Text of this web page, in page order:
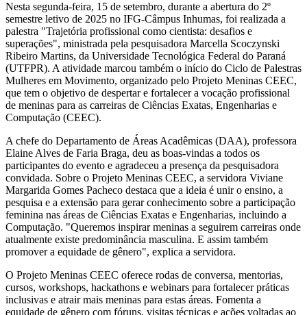
Nesta segunda-feira, 15 de setembro, durante a abertura do 2º
semestre letivo de 2025 no IFG-Câmpus Inhumas, foi realizada a
palestra "Trajetória profissional como cientista: desafios e
superações", ministrada pela pesquisadora Marcella Scoczynski
Ribeiro Martins, da Universidade Tecnológica Federal do Paraná
(UTFPR). A atividade marcou também o início do Ciclo de Palestras
Mulheres em Movimento, organizado pelo Projeto Meninas CEEC,
que tem o objetivo de despertar e fortalecer a vocação profissional
de meninas para as carreiras de Ciências Exatas, Engenharias e
Computação (CEEC).
A chefe do Departamento de Áreas Acadêmicas (DAA), professora
Elaine Alves de Faria Braga, deu as boas-vindas a todos os
participantes do evento e agradeceu a presença da pesquisadora
convidada. Sobre o Projeto Meninas CEEC, a servidora Viviane
Margarida Gomes Pacheco destaca que a ideia é unir o ensino, a
pesquisa e a extensão para gerar conhecimento sobre a participação
feminina nas áreas de Ciências Exatas e Engenharias, incluindo a
Computação. "Queremos inspirar meninas a seguirem carreiras onde
atualmente existe predominância masculina. E assim também
promover a equidade de gênero", explica a servidora.
O Projeto Meninas CEEC oferece rodas de conversa, mentorias,
cursos, workshops, hackathons e webinars para fortalecer práticas
inclusivas e atrair mais meninas para estas áreas. Fomenta a
equidade de gênero com fóruns, visitas técnicas e ações voltadas ao